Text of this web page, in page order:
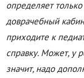
определяет
доврачебный
приходите к
справку. Может, у
значит, надо